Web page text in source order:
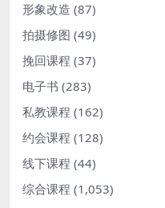
形象改造 (87)
拍摄修图 (49)
挽回课程 (37)
电子书 (283)
私教课程 (162)
约会课程 (128)
线下课程 (44)
综合课程 (1,053)